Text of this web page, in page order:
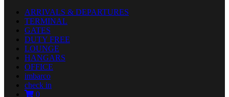
ARRIVALS & DEPARTURES
TERMINAL
GATES
DUTY FREE
LOUNGE
HANGARS
OFFICE
imbarco
check in
0